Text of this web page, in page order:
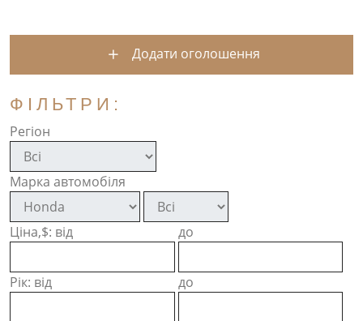
Додати оголошення
ФІЛЬТРИ:
Регіон
Марка автомобіля
Ціна,$: від до
Рік: від до